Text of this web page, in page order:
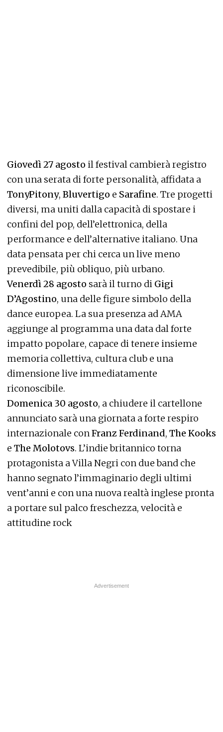
Giovedì 27 agosto il festival cambierà registro
con una serata di forte personalità, affidata a
TonyPitony, Bluvertigo e Sarafine. Tre progetti
diversi, ma uniti dalla capacità di spostare i
confini del pop, dell’elettronica, della
performance e dell’alternative italiano. Una
data pensata per chi cerca un live meno
prevedibile, più obliquo, più urbano.
Venerdì 28 agosto sarà il turno di Gigi
D’Agostino, una delle figure simbolo della
dance europea. La sua presenza ad AMA
aggiunge al programma una data dal forte
impatto popolare, capace di tenere insieme
memoria collettiva, cultura club e una
dimensione live immediatamente
riconoscibile.
Domenica 30 agosto, a chiudere il cartellone
annunciato sarà una giornata a forte respiro
internazionale conFranz Ferdinand, The Kooks
e The Molotovs. L’indie britannico torna
protagonista a Villa Negri con due band che
hanno segnato l’immaginario degli ultimi
vent’anni e con una nuova realtà inglese pronta
a portare sul palco freschezza, velocità e
attitudine rock